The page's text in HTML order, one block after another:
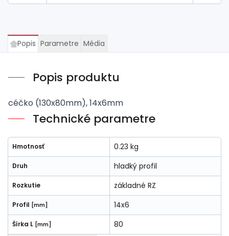
Popis Parametre Média
Popis produktu
céčko (130x80mm), 14x6mm
Technické parametre
Hmotnosť 0.23 kg
Druh hladký profil
Rozkutie základné RZ
Profil [mm] 14x6
Šírka L [mm] 80